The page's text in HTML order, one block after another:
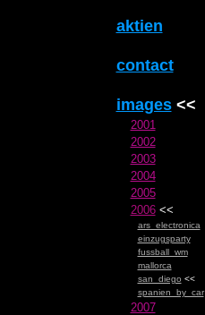
aktien
contact
images<<
2001
2002
2003
2004
2005
2006<<
ars_electronica
einzugsparty
fussball_wm
mallorca
san_diego <<
spanien_by_car
2007